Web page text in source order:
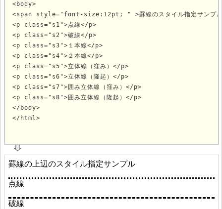
<body>
<span style="font-size:12pt; " >罫線のスタイル指定サンプ
<p class="s1">点線</p>
<p class="s2">破線</p>
<p class="s3">１本線</p>
<p class="s4">２本線</p>
<p class="s5">立体線（窪み）</p>
<p class="s6">立体線（隆起）</p>
<p class="s7">囲み立体線（窪み）</p>
<p class="s8">囲み立体線（隆起）</p>
</body>
</html>